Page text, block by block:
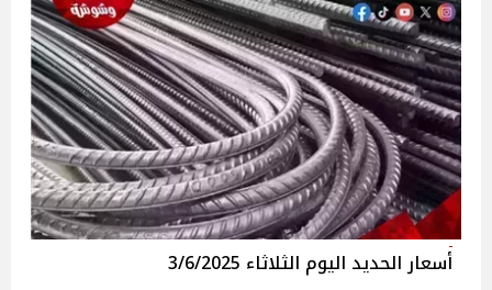
أسعار الحديد اليوم الثلاثاء 3/6/2025